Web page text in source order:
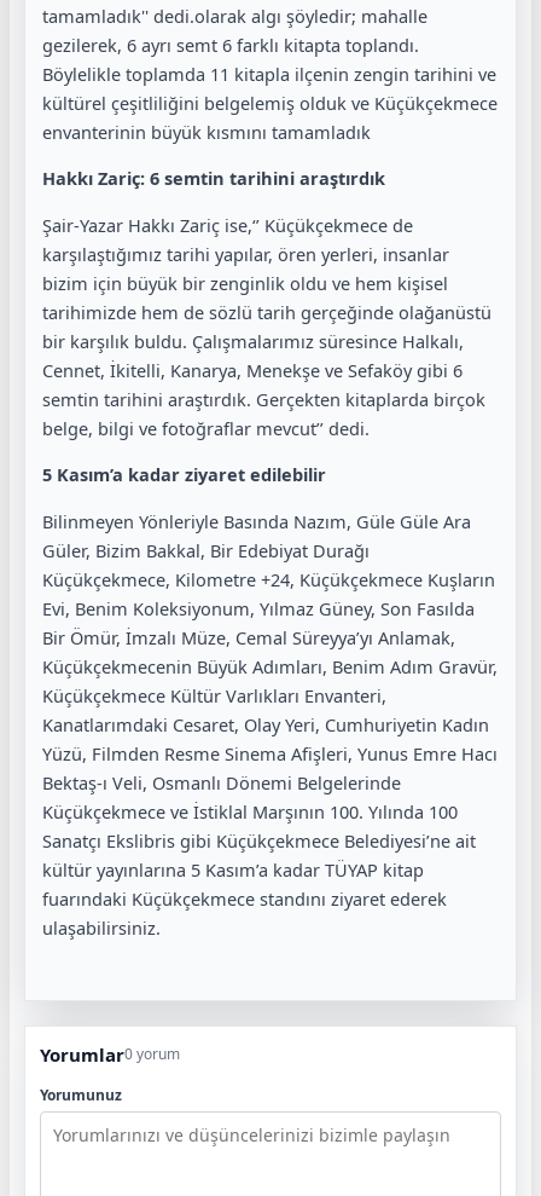
tamamladık'' dedi.olarak algı şöyledir; mahalle
gezilerek, 6 ayrı semt 6 farklı kitapta toplandı.
Böylelikle toplamda 11 kitapla ilçenin zengin tarihini ve
kültürel çeşitliliğini belgelemiş olduk ve Küçükçekmece
envanterinin büyük kısmını tamamladık
Hakkı Zariç: 6 semtin tarihini araştırdık
Şair-Yazar Hakkı Zariç ise,‘’ Küçükçekmece de
karşılaştığımız tarihi yapılar, ören yerleri, insanlar
bizim için büyük bir zenginlik oldu ve hem kişisel
tarihimizde hem de sözlü tarih gerçeğinde olağanüstü
bir karşılık buldu. Çalışmalarımız süresince Halkalı,
Cennet, İkitelli, Kanarya, Menekşe ve Sefaköy gibi 6
semtin tarihini araştırdık. Gerçekten kitaplarda birçok
belge, bilgi ve fotoğraflar mevcut’’ dedi.
5 Kasım’a kadar ziyaret edilebilir
Bilinmeyen Yönleriyle Basında Nazım, Güle Güle Ara
Güler, Bizim Bakkal, Bir Edebiyat Durağı
Küçükçekmece, Kilometre +24, Küçükçekmece Kuşların
Evi, Benim Koleksiyonum, Yılmaz Güney, Son Fasılda
Bir Ömür, İmzalı Müze, Cemal Süreyya’yı Anlamak,
Küçükçekmecenin Büyük Adımları, Benim Adım Gravür,
Küçükçekmece Kültür Varlıkları Envanteri,
Kanatlarımdaki Cesaret, Olay Yeri, Cumhuriyetin Kadın
Yüzü, Filmden Resme Sinema Afişleri, Yunus Emre Hacı
Bektaş-ı Veli, Osmanlı Dönemi Belgelerinde
Küçükçekmece ve İstiklal Marşının 100. Yılında 100
Sanatçı Ekslibris gibi Küçükçekmece Belediyesi’ne ait
kültür yayınlarına 5 Kasım’a kadar TÜYAP kitap
fuarındaki Küçükçekmece standını ziyaret ederek
ulaşabilirsiniz.
Yorumlar0 yorum
Yorumunuz